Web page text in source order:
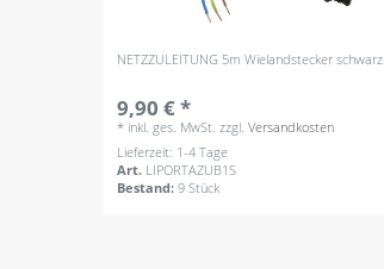
NETZZULEITUNG 5m Wielandstecker schwarz
9,90 € *
* inkl. ges. MwSt. zzgl.Versandkosten
Lieferzeit: 1-4 Tage
Art. LIPORTAZUB1S
Bestand:9 Stück